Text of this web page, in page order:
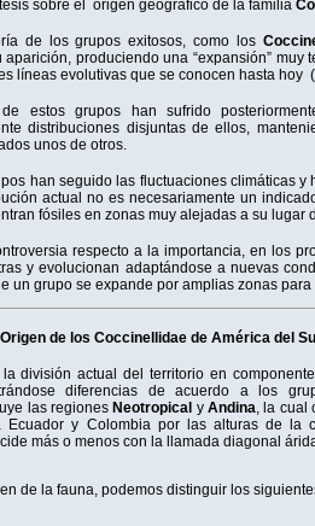
sobre el origen geográfico de la familia
de los grupos exitosos, como los
aparición, produciendo una “expansión”
líneas evolutivas que se conocen hasta hoy
de estos grupos han sufrido
distribuciones disjuntas de ellos,
unos de otros.
han seguido las fluctuaciones climáticas
actual no es necesariamente un
fósiles en zonas muy alejadas a su
respecto a la importancia, en los
y evolucionan adaptándose a nuevas
un grupo se expande por amplias zonas
de los Coccinellidae de América del
división actual del territorio en
diferencias de acuerdo a los
las regiones Neotropical yAndina, la cual
Ecuador y Colombia por las alturas de la
más o menos con la llamada diagonal
de la fauna, podemos distinguir los